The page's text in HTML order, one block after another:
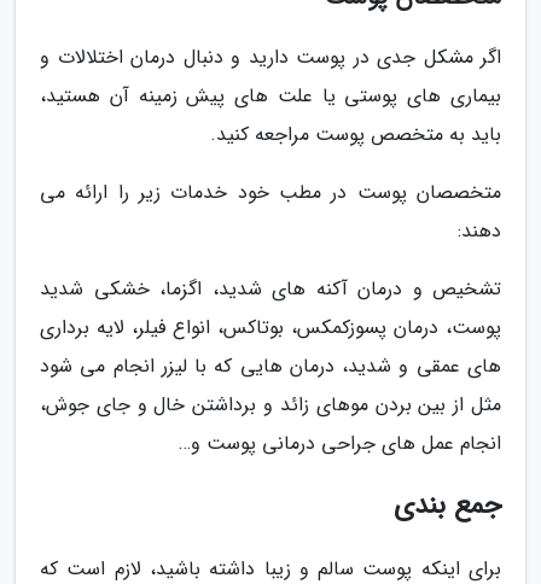
اگر مشکل جدی در پوست دارید و دنبال درمان اختلالات و
بیماری های پوستی یا علت های پیش زمینه آن هستید،
باید به متخصص پوست مراجعه کنید.
متخصصان پوست در مطب خود خدمات زیر را ارائه می
دهند:
تشخیص و درمان آکنه های شدید، اگزما، خشکی شدید
پوست، درمان پسوزکمکس، بوتاکس، انواع فیلر، لایه برداری
های عمقی و شدید، درمان هایی که با لیزر انجام می شود
مثل از بین بردن موهای زائد و برداشتن خال و جای جوش،
انجام عمل های جراحی درمانی پوست و…
جمع بندی
برای اینکه پوست سالم و زیبا داشته باشید، لازم است که